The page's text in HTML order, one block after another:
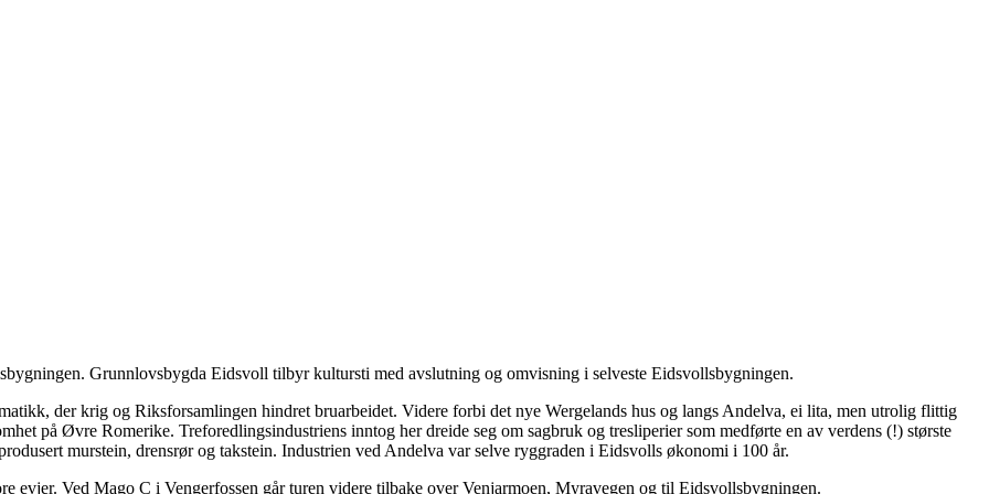
Grunnlovsbygda Eidsvoll tilbyr kultursti med avslutning og omvisning i selveste Eidsvollsbygningen.
der krig og Riksforsamlingen hindret bruarbeidet. Videre forbi det nye Wergelands hus og langs Andelva, ei lita, men utrolig flittig
på Øvre Romerike. Treforedlingsindustriens inntog her dreide seg om sagbruk og tresliperier som medførte en av verdens (!) største
murstein, drensrør og takstein. Industrien ved Andelva var selve ryggraden i Eidsvolls økonomi i 100 år.
evjer. Ved Mago C i Vengerfossen går turen videre tilbake over Venjarmoen, Myravegen og til Eidsvollsbygningen.